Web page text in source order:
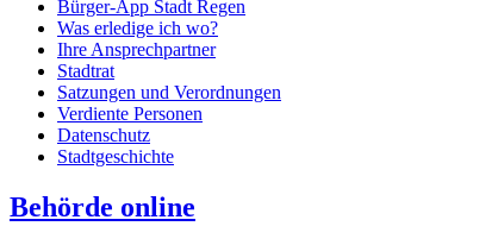
Bürger-App Stadt Regen
Was erledige ich wo?
Ihre Ansprechpartner
Stadtrat
Satzungen und Verordnungen
Verdiente Personen
Datenschutz
Stadtgeschichte
Behörde online